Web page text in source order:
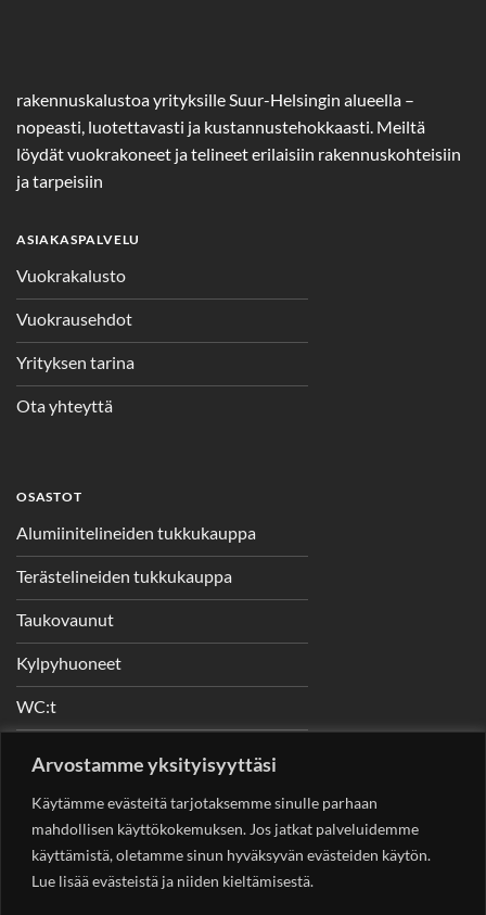
Arvostamme yksityisyyttäsi
Käytämme evästeitä tarjotaksemme sinulle parhaan
mahdollisen käyttökokemuksen. Jos jatkat palveluidemme
käyttämistä, oletamme sinun hyväksyvän evästeiden käytön.
Lue lisää evästeistä ja niiden kieltämisestä.
rakennuskalustoa yrityksille Suur-Helsingin alueella –
nopeasti, luotettavasti ja kustannustehokkaasti. Meiltä
löydät vuokrakoneet ja telineet erilaisiin rakennuskohteisiin
ja tarpeisiin
ASIAKASPALVELU
Vuokrakalusto
Vuokrausehdot
Yrityksen tarina
Ota yhteyttä
OSASTOT
Alumiinitelineiden tukkukauppa
Terästelineiden tukkukauppa
Taukovaunut
Kylpyhuoneet
WC:t
YHTEYSTIEDOT